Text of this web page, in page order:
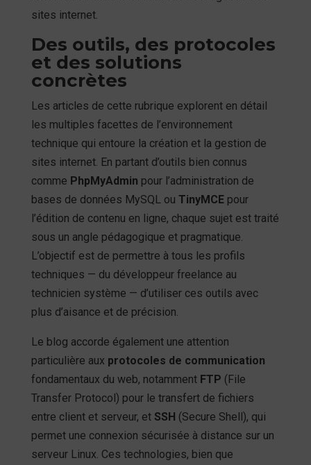
sites internet.
Des outils, des protocoles
et des solutions
concrètes
Les articles de cette rubrique explorent en détail
les multiples facettes de l’environnement
technique qui entoure la création et la gestion de
sites internet. En partant d’outils bien connus
comme PhpMyAdmin pour l’administration de
bases de données MySQL ou TinyMCEpour
l’édition de contenu en ligne, chaque sujet est traité
sous un angle pédagogique et pragmatique.
L’objectif est de permettre à tous les profils
techniques — du développeur freelance au
technicien système — d’utiliser ces outils avec
plus d’aisance et de précision.
Le blog accorde également une attention
particulière aux protocoles de communication
fondamentaux du web, notamment FTP (File
Transfer Protocol) pour le transfert de fichiers
entre client et serveur, et SSH (Secure Shell), qui
permet une connexion sécurisée à distance sur un
serveur Linux. Ces technologies, bien que